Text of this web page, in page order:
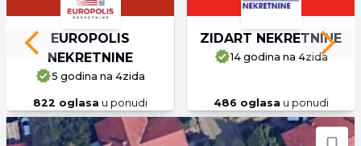
EUROPOLIS
NEKRETNINE
5 godina na 4zida
822 oglasa u ponudi
ZIDART NEKRETNINE
14 godina na 4zida
486 oglasa u ponudi
Previous slide Next